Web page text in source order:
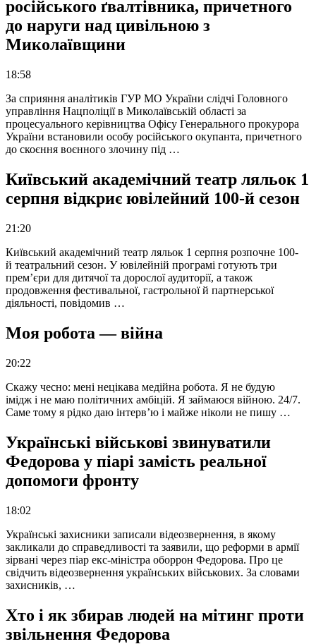
російського ґвалтівника, причетного
до наруги над цивільною з
Миколаївщини
18:58
За сприяння аналітиків ГУР МО України слідчі Головного
управління Нацполіції в Миколаївській області за
процесуального керівництва Офісу Генерального прокурора
України встановили особу російського окупанта, причетного
до скоєння воєнного злочину під …
Київський академічний театр ляльок 1
серпня відкриє ювілейний 100-й сезон
21:20
Київський академічний театр ляльок 1 серпня розпочне 100-
й театральний сезон. У ювілейній програмі готують три
прем’єри для дитячої та дорослої аудиторії, а також
продовження фестивальної, гастрольної й партнерської
діяльності, повідомив …
Моя робота — війна
20:22
Скажу чесно: мені нецікава медійна робота. Я не будую
імідж і не маю політичних амбіцій. Я займаюся війною. 24/7.
Саме тому я рідко даю інтерв’ю і майже ніколи не пишу …
Українські військові звинуватили
Федорова у піарі замість реальної
допомоги фронту
18:02
Українські захисники записали відеозвернення, в якому
закликали до справедливості та заявили, що реформи в армії
зірвані через піар екс-міністра оборрон Федорова. Про це
свідчить відеозвернення українських військових. За словами
захисників, …
Хто і як збирав людей на мітинг проти
звільнення Федорова